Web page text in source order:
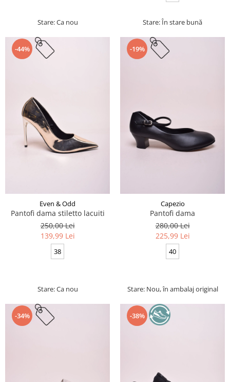
Stare: Ca nou Stare: În stare bună
-44%
Even & Odd
Pantofi dama stiletto lacuiti
250,00 Lei
139,99 Lei
38
Stare: Ca nou
-19%
Capezio
Pantofi dama
280,00 Lei
225,99 Lei
40
Stare: Nou, în ambalaj original
-34% -38%